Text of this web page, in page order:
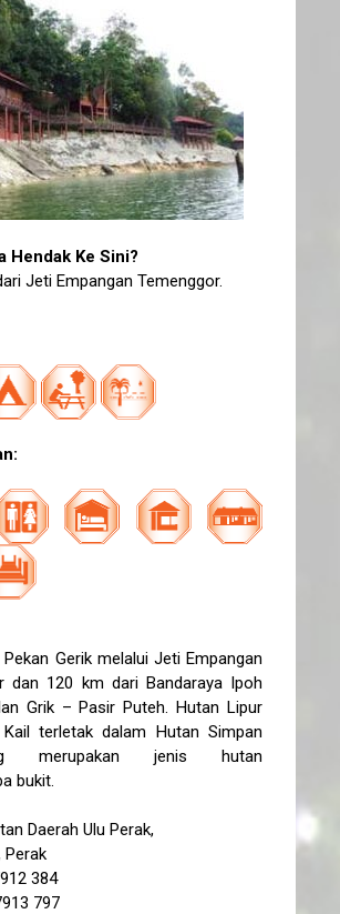
Hendak Ke Sini?
Jeti Empangan Temenggor.
Gerik melalui Jeti Empangan
dan 120 km dari Bandaraya Ipoh
Grik – Pasir Puteh. Hutan Lipur
terletak dalam Hutan Simpan
merupakan jenis hutan
bukit.
Daerah Ulu Perak,
Perak
384
797